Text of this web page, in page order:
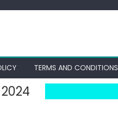
TERMS AND CONDITIONS